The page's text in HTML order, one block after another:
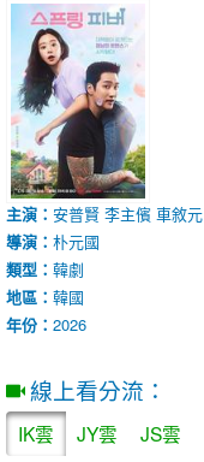
主演： 安普賢 李主儐 車敘元
導演： 朴元國
類型： 韓劇
地區： 韓國
年份： 2026
線上看分流：
IK雲 JY雲 JS雲